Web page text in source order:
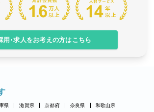
用・求人をお考えの方はこちら
県 滋賀県 京都府 奈良県 和歌山県